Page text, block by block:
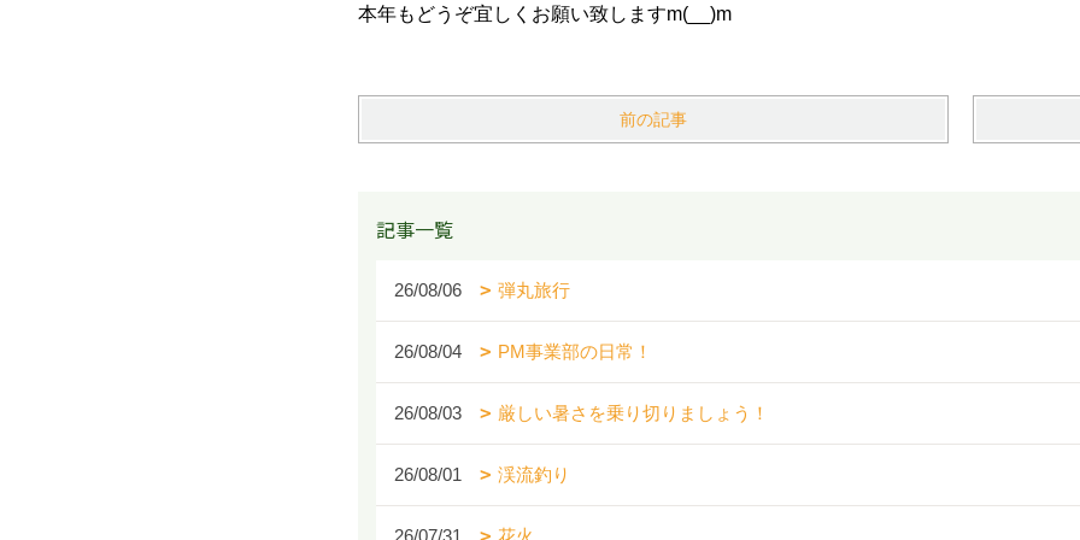
本年もどうぞ宜しくお願い致しますm(__)m
前の記事
記事一覧
26/08/06 弾丸旅行
26/08/04 PM事業部の日常！
26/08/03 厳しい暑さを乗り切りましょう！
26/08/01 渓流釣り